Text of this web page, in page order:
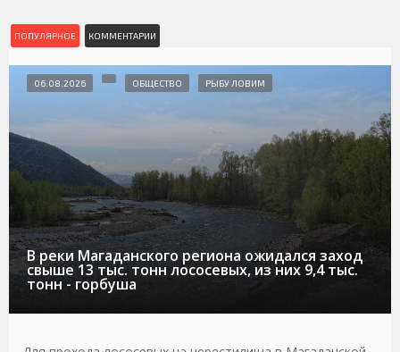
ПОПУЛЯРНОЕ КОММЕНТАРИИ
В реки Магаданского региона ожидался заход
свыше 13 тыс. тонн лососевых, из них 9,4 тыс.
тонн - горбуша
06.08.2026 ОБЩЕСТВО РЫБУ ЛОВИМ